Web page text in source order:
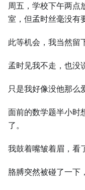
周五，学校下午两点
室，但孟时丝毫没有
此等机会，我当然留
孟时见我不走，也没
只是我好像没他那么
面前的数学题半小时
了。
我鼓着嘴皱着眉，看
胳膊突然被碰了一下